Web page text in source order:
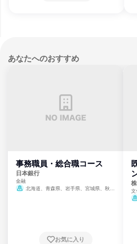
あなたへのおすすめ
事務職員・総合職コース
日本銀行
金融
北海道、青森県、岩手県、宮城県、秋田
崎県、熊本県、大分県、宮崎県、鹿児島県、
お気に入り
文
ミ